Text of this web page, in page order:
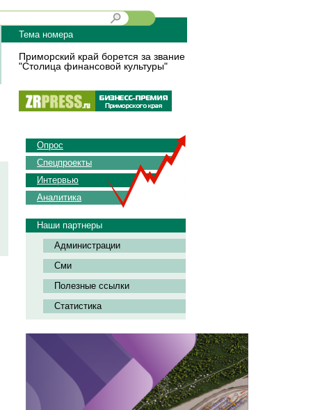
Тема номера
Приморский край борется за звание
"Столица финансовой культуры"
Опрос
Спецпроекты
Интервью
Аналитика
Наши партнеры
Администрации
Сми
Полезные ссылки
Статистика